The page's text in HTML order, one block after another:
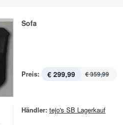
Sofa
Preis: € 299,99 € 359,99
Händler: tejo's SB Lagerkauf